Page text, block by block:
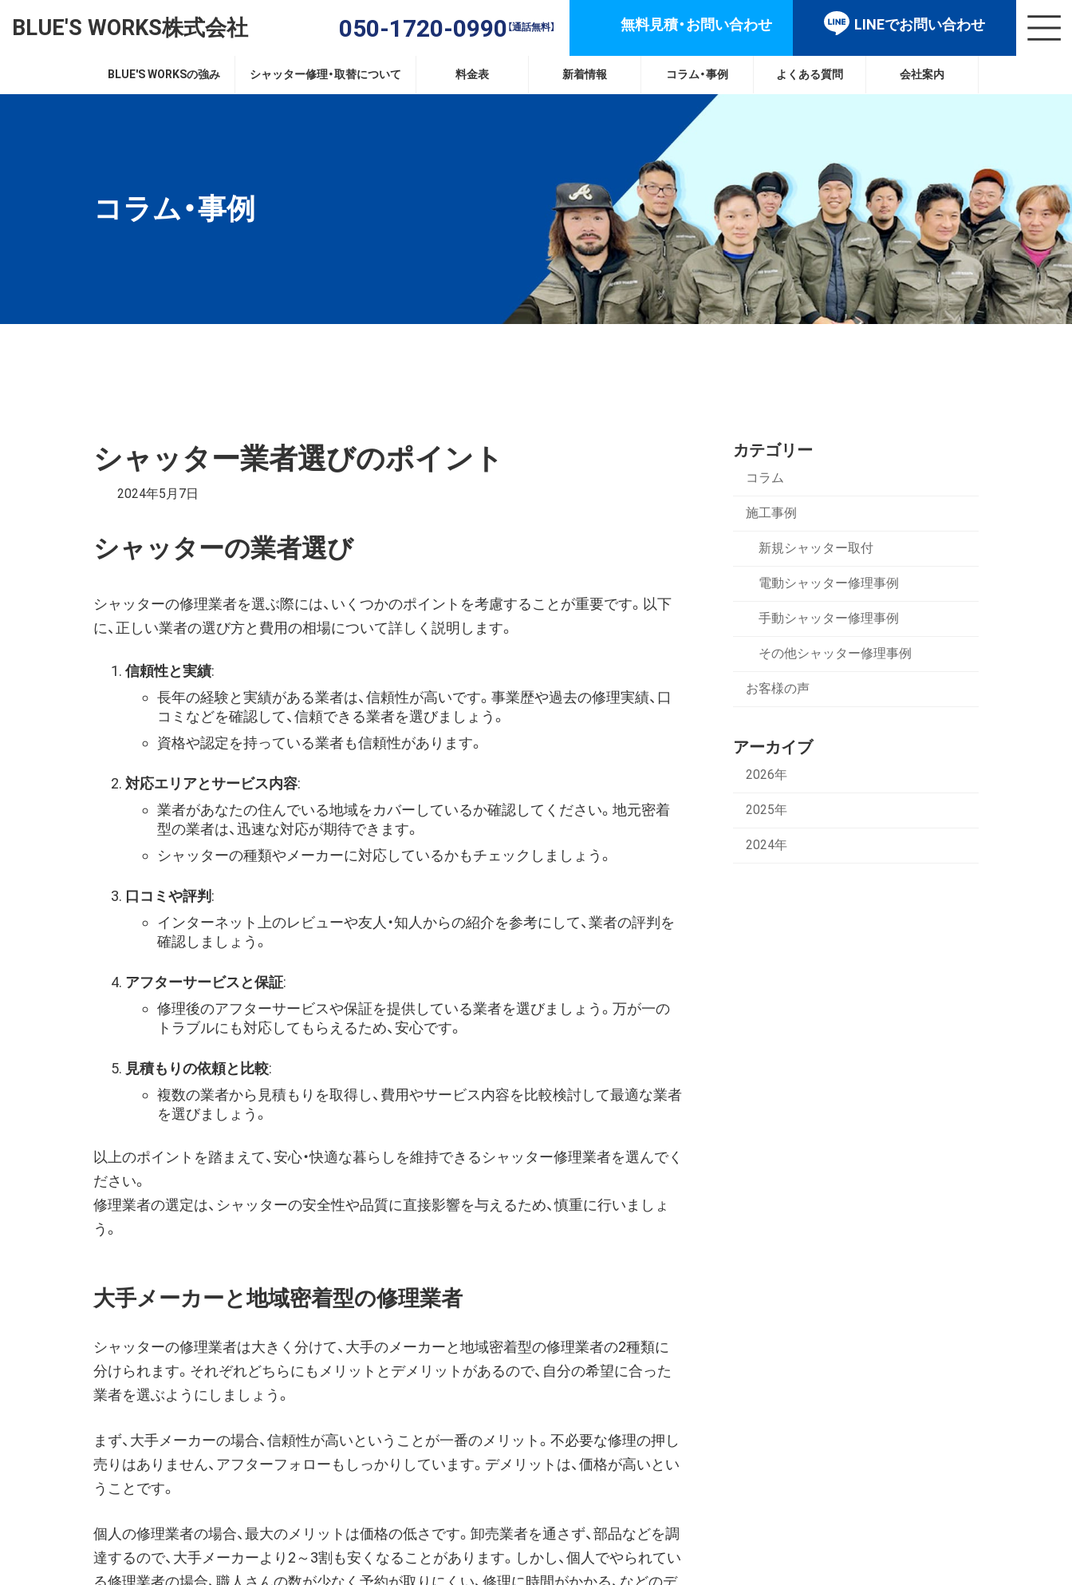
BLUE'S WORKS株式会社 050-1720-0990 【通話無料】 無料見積・お問い合わせ LINEでお問い合わせ
BLUE'S WORKSの強み シャッター修理・取替について 料金表 新着情報 コラム・事例 よくある質問 会社案内
コラム・事例
シャッター業者選びのポイント
2024年5月7日
シャッターの業者選び
シャッターの修理業者を選ぶ際には、いくつかのポイントを考慮することが重要です。以下
に、正しい業者の選び方と費用の相場について詳しく説明します。
信頼性と実績:
長年の経験と実績がある業者は、信頼性が高いです。事業歴や過去の修理実績、口
コミなどを確認して、信頼できる業者を選びましょう。
資格や認定を持っている業者も信頼性があります。
対応エリアとサービス内容:
業者があなたの住んでいる地域をカバーしているか確認してください。地元密着
型の業者は、迅速な対応が期待できます。
シャッターの種類やメーカーに対応しているかもチェックしましょう。
口コミや評判 :
インターネット上のレビューや友人・知人からの紹介を参考にして、業者の評判を
確認しましょう。
アフターサービスと保証:
修理後のアフターサービスや保証を提供している業者を選びましょう。万が一の
トラブルにも対応してもらえるため、安心です。
見積もりの依頼と比較:
複数の業者から見積もりを取得し、費用やサービス内容を比較検討して最適な業者
を選びましょう。
以上のポイントを踏まえて、安心・快適な暮らしを維持できるシャッター修理業者を選んでく
ださい。
修理業者の選定は、シャッターの安全性や品質に直接影響を与えるため、慎重に行いましょ
う。
大手メーカーと地域密着型の修理業者
シャッターの修理業者は大きく分けて、大手のメーカーと地域密着型の修理業者の2種類に
分けられます。それぞれどちらにもメリットとデメリットがあるので、自分の希望に合った
業者を選ぶようにしましょう。
まず、大手メーカーの場合、信頼性が高いということが一番のメリット。不必要な修理の押し
売りはありません、アフターフォローもしっかりしています。デメリットは、価格が高いとい
うことです。
個人の修理業者の場合、最大のメリットは価格の低さです。卸売業者を通さず、部品などを調
達するので、大手メーカーより2～3割も安くなることがあります。しかし、個人でやられてい
る修理業者の場合、職人さんの数が少なく予約が取りにくい、修理に時間がかかる、などのデ
カテゴリー
コラム
施工事例
新規シャッター取付
電動シャッター修理事例
手動シャッター修理事例
その他シャッター修理事例
お客様の声
アーカイブ
2026年
2025年
2024年